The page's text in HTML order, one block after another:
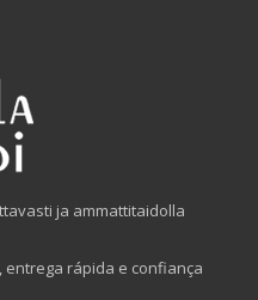
ja ammattitaidolla
rápida e confiança